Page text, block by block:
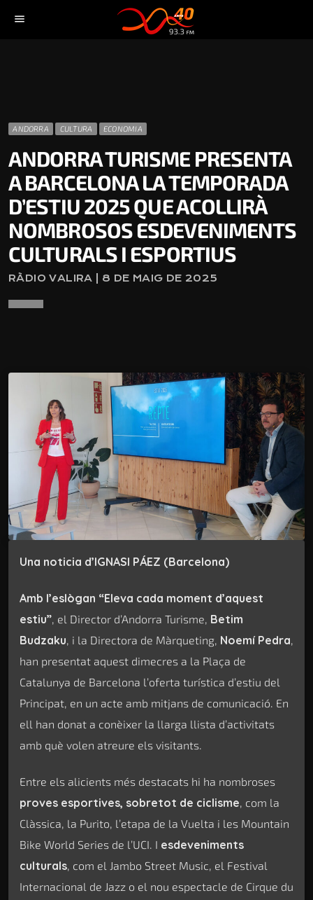
menu
ANDORRA CULTURA ECONOMIA
ANDORRA TURISME PRESENTA
A BARCELONA LA TEMPORADA
D’ESTIU 2025 QUE ACOLLIRÀ
NOMBROSOS ESDEVENIMENTS
CULTURALS I ESPORTIUS
RÀDIO VALIRA | 8 DE MAIG DE 2025
Una noticia d’IGNASI PÁEZ (Barcelona)
Amb l’eslògan “Eleva cada moment d’aquest
estiu”, el Director d’Andorra Turisme, Betim
Budzaku, i la Directora de Màrqueting, Noemí Pedra,
han presentat aquest dimecres a la Plaça de
Catalunya de Barcelona l’oferta turística d’estiu del
Principat, en un acte amb mitjans de comunicació. En
ell han donat a conèixer la llarga llista d’activitats
amb què volen atreure els visitants.
Entre els alicients més destacats hi ha nombroses
proves esportives, sobretot de ciclisme, com la
Clàssica, la Purito, l’etapa de la Vuelta i les Mountain
Bike World Series de l’UCI. I esdeveniments
culturals, com el Jambo Street Music, el Festival
Internacional de Jazz o el nou espectacle de Cirque du